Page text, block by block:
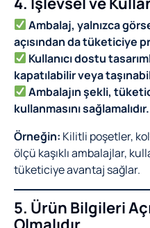
Ambalaj, yalnızca
açısından da tüketiciye
Kullanıcı dostu
kapatılabilir veya
Ambalajın şekli,
kullanmasını sağlamalıdır.
Örneğin: Kilitli poşetler,
ölçü kaşıklı ambalajlar,
tüketiciye avantaj sağlar.
5. Ürün Bilgileri